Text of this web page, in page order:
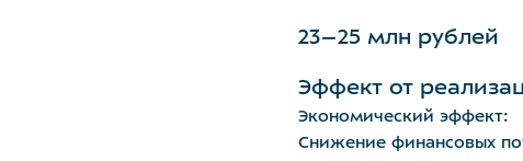
23–25 млн рублей
Эффект от
Экономический эффект:
Снижение финансовых